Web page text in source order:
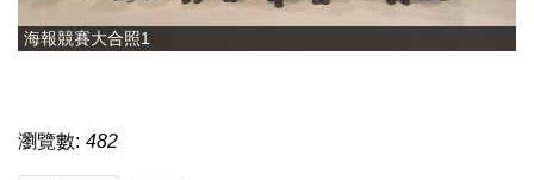
海報競賽大合照1
瀏覽數: 482